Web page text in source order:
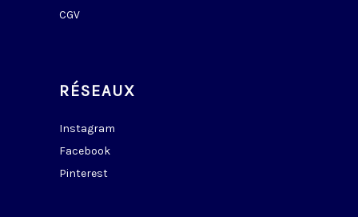
CGV
RÉSEAUX
Instagram
Facebook
Pinterest